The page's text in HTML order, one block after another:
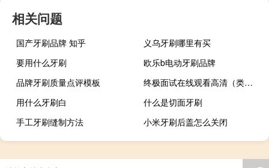
相关问题
国产牙刷品牌 知乎
义乌牙刷哪里有买
要用什么牙刷
欧乐b电动牙刷品牌
品牌牙刷质量点评模板
终极面试在线观看高清（类似终极面试）
用什么牙刷白
什么是切面牙刷
手工牙刷缝制方法
小米牙刷后盖怎么关闭